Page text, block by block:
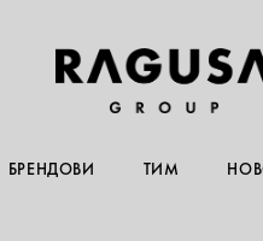
БРЕНДОВИ ТИМ